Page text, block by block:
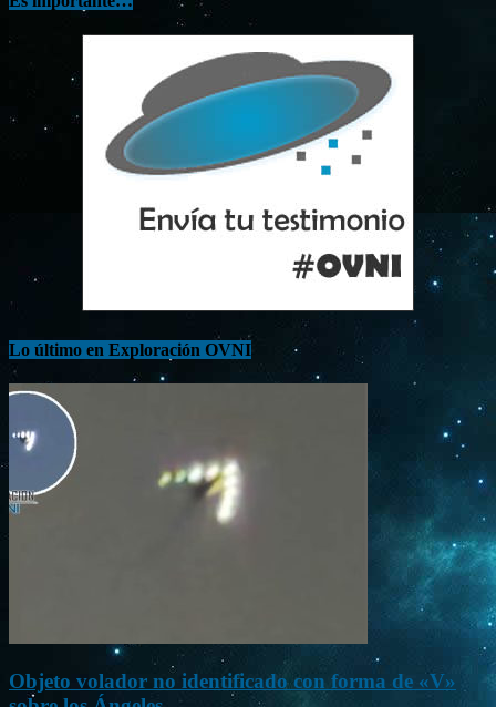
Lo último en Exploración OVNI
Objeto volador no identificado con forma de «V»